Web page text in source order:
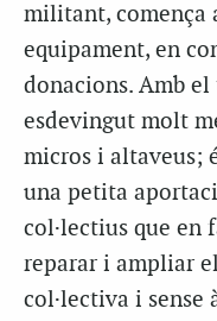
militant, comença
equipament, en
donacions. Amb el
esdevingut molt
micros i altaveus;
una petita
col·lectius que en
reparar i ampliar
col·lectiva i sense